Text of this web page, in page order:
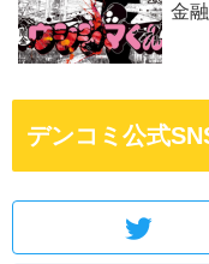
金
デンコミ公式